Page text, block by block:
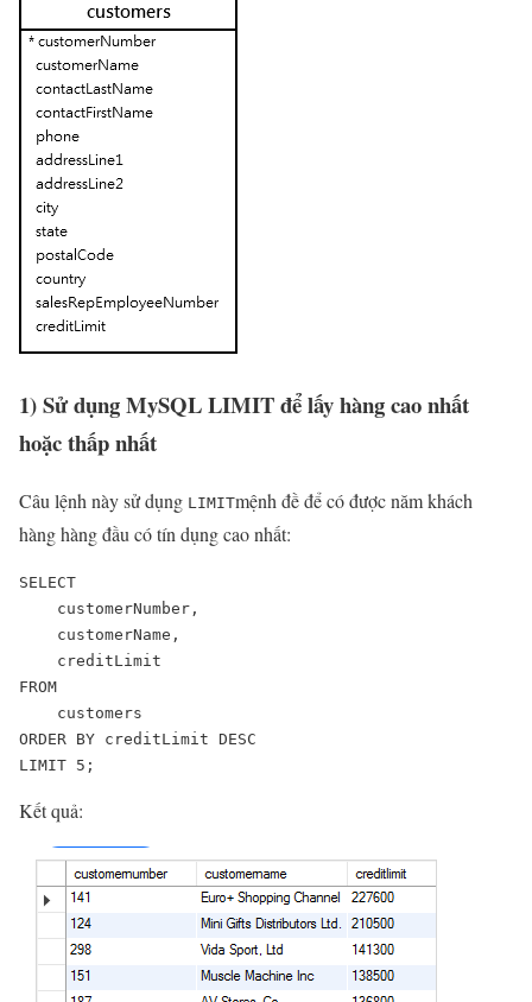
1) Sử dụng MySQL LIMIT để lấy hàng cao nhất
hoặc thấp nhất
Câu lệnh này sử dụng LIMITmệnh đề để có được năm khách
hàng hàng đầu có tín dụng cao nhất:
SELECT
    customerNumber,
    customerName,
    creditLimit
FROM
    customers
ORDER BY creditLimit DESC
LIMIT 5;
Kết quả: